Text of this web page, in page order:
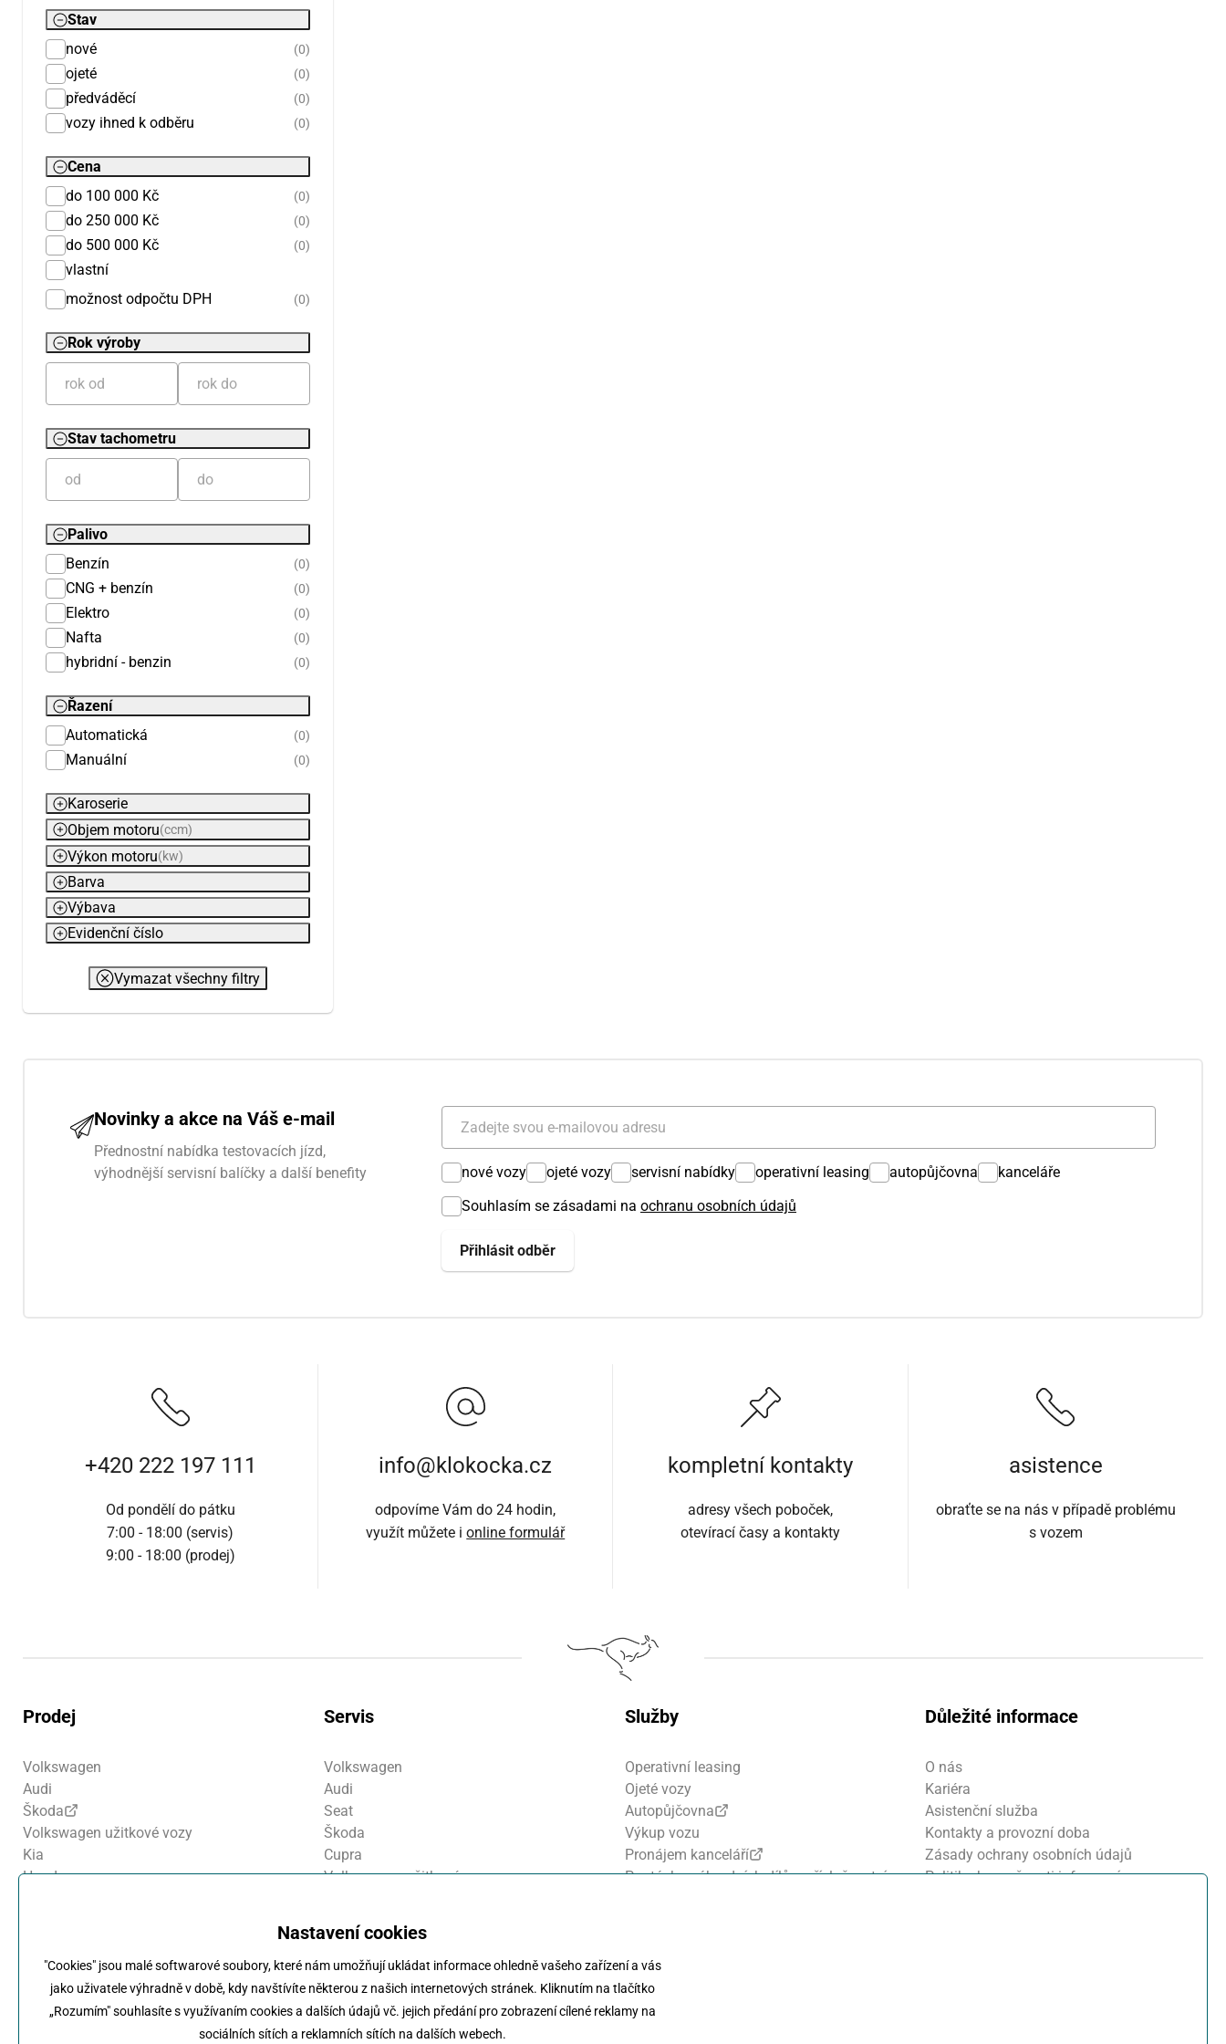
Nastavení cookies
"Cookies" jsou malé softwarové soubory, které nám umožňují ukládat informace ohledně vašeho zařízení a vás
jako uživatele výhradně v době, kdy navštívíte některou z našich internetových stránek. Kliknutím na tlačítko
„Rozumím" souhlasíte s využívaním cookies a dalších údajů vč. jejich předání pro zobrazení cílené reklamy na
sociálních sítích a reklamních sítích na dalších webech.
Stav
nové
(0)
ojeté (0)
předváděcí (0)
vozy ihned k odběru (0)
Cena
do 100 000 Kč
(0)
do 250 000 Kč (0)
do 500 000 Kč (0)
vlastní
možnost odpočtu DPH
(0)
Rok výroby
Stav tachometru
Palivo
Benzín
(0)
CNG + benzín (0)
Elektro (0)
Nafta (0)
hybridní - benzin (0)
Řazení
Automatická
(0)
Manuální (0)
Karoserie
Objem motoru(ccm)
Výkon motoru(kw)
Barva
Výbava
Evidenční číslo
Vymazat všechny filtry
Novinky a akce na Váš e-mail
Přednostní nabídka testovacích jízd,
výhodnější servisní balíčky a další benefity
nové vozy ojeté vozy servisní nabídky operativní leasing autopůjčovna
kanceláře
Souhlasím se zásadami na ochranu osobních údajů
+420 222 197 111
Od pondělí do pátku
7:00 - 18:00 (servis)
9:00 - 18:00 (prodej)
info@klokocka.cz
odpovíme Vám do 24 hodin,
využít můžete ionline formulář
kompletní kontakty
adresy všech poboček,
otevírací časy a kontakty
asistence
obraťte se na nás v případě problému
s vozem
Prodej
Volkswagen
Audi
Škoda
Volkswagen užitkové vozy
Kia
Honda
Servis
Volkswagen
Audi
Seat
Škoda
Cupra
Volkswagen užitkové vozy
Honda
Motosalon
Služby
Operativní leasing
Ojeté vozy
Autopůjčovna
Výkup vozu
Pronájem kanceláří
Poptávka náhradních dílů a příslušenství
Důležité informace
O nás
Kariéra
Asistenční služba
Kontakty a provozní doba
Zásady ochrany osobních údajů
Politika bezpečnosti informací